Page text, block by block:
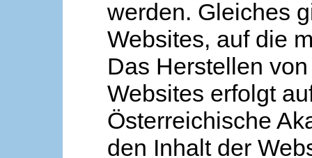
werden. Gleiches
Websites, auf die
Das Herstellen
Websites erfolgt
Österreichische
den Inhalt der